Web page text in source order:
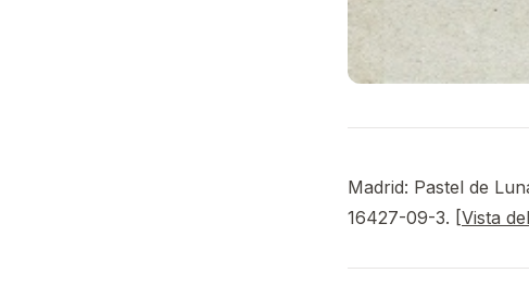
Madrid: Pastel de
16427-09-3. [Vista